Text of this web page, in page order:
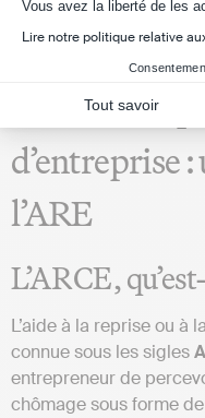
Vous avez la liberté de les
Lire notre politique relative
Tout savoir
L’aide à la
d’entreprise
l’ARE
L’ARCE,
L’aide à la reprise ou à
connue sous les sigles
entrepreneur de
chômage sous forme de